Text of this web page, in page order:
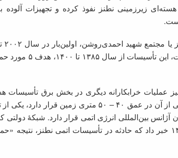
زیرزمینی نطنز نفوذ کرده و تجهیزات آلوده
خلق(منافقین) افشا شده
تاریخ ۲۱ فروردین ۱۴۰۰ نیز عملیات خرابکارانه دیگری در بخش برق
تأسیساتِ غنی‌سازی که بخشی از آن در عمق ۴۰ – ۵۰ متری
بین‌المللی انرژی اتمی قرار دارد. شبکهٔ دولتی
روز یکشنبه ۲۲ فروردین ۱۴۰۰ خبر داد که حادثه در تأسیسات اتمی